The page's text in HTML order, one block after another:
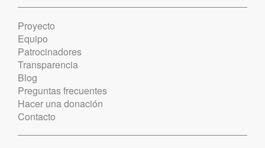
Proyecto
Equipo
Patrocinadores
Transparencia
Blog
Preguntas frecuentes
Hacer una donación
Contacto